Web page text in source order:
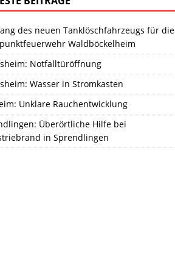
des neuen Tanklöschfahrzeugs für die
Waldböckelheim
Notfalltüröffnung
Wasser in Stromkasten
Unklare Rauchentwicklung
Überörtliche Hilfe bei
in Sprendlingen